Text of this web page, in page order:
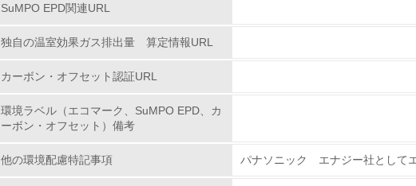
7.
8.
No.
SuMPO EPD関連URL
独自の温室効果ガス排出量 算定情報URL
カーボン・オフセット認証URL
環境ラベル（エコマーク、SuMPO EPD、カ
ーボン・オフセット）備考
他の環境配慮特記事項 パナソニック エナジー社として